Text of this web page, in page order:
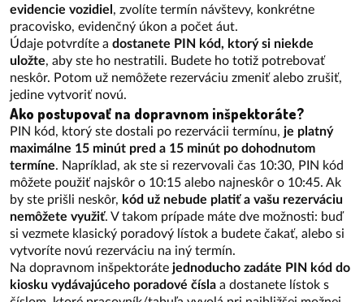
evidencie vozidiel , zvolíte termín návštevy, konkrétne
pracovisko, evidenčný úkon a počet áut.
Údaje potvrdíte a dostanete PIN kód, ktorý si niekde
uložte, aby ste ho nestratili. Budete ho totiž potrebovať
neskôr. Potom už nemôžete rezerváciu zmeniť alebo zrušiť,
jedine vytvoriť novú.
Ako postupovať na dopravnom inšpektoráte?
PIN kód, ktorý ste dostali po rezervácii termínu, je platný
maximálne 15 minút pred a 15 minút po dohodnutom
termíne. Napríklad, ak ste si rezervovali čas 10:30, PIN kód
môžete použiť najskôr o 10:15 alebo najneskôr o 10:45. Ak
by ste prišli neskôr, kód už nebude platiť a vašu rezerváciu
nemôžete využiť. V takom prípade máte dve možnosti: buď
si vezmete klasický poradový lístok a budete čakať, alebo si
vytvoríte novú rezerváciu na iný termín.
Na dopravnom inšpektoráte jednoducho zadáte PIN kód do
kiosku vydávajúceho poradové čísla a dostanete lístok s